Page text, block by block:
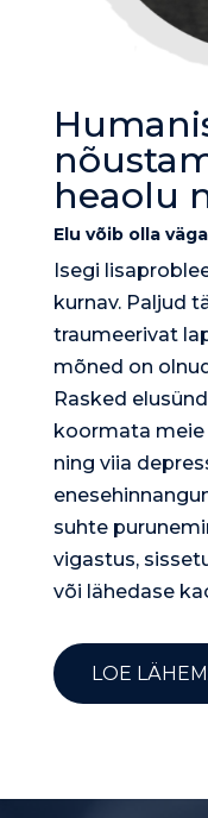
heaolu
Elu võib olla
Isegi
kurnav. Paljud
traumeerivat
mõned on
Rasked
koormata
ning viia
suhte
vigastus,
või lähedase
LOE